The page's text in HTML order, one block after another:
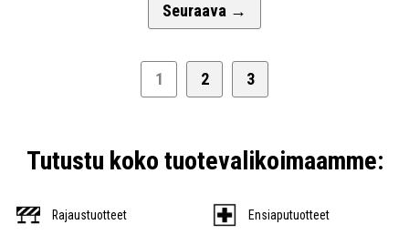
1 2 3
Seuraava →
Tutustu koko tuotevalikoimaamme:
Rajaustuotteet Ensiaputuotteet